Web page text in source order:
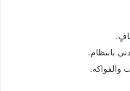
بانتظام.
والفواكه.